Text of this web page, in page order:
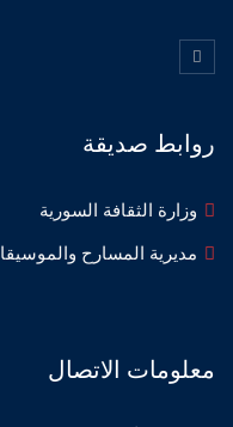
روابط صديقة
وزارة الثقافة السورية
مديرية المسارح والموسيقا
معلومات الاتصال